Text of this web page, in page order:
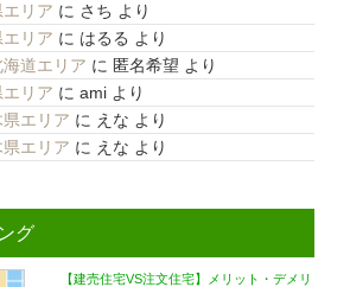
リア に さち より
リア に はるる より
道エリア に 匿名希望 より
リア に ami より
エリア に えな より
エリア に えな より
グ
【建売住宅VS注文住宅】メリット・デメリ